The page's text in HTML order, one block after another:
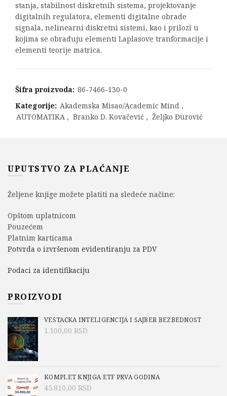
stanja, stabilnost diskretnih sistema, projektovanje
digitalnih regulatora, elementi digitalne obrade
signala, nelinearni diskretni sistemi, kao i prilozi u
kojima se obrađuju elementi Laplasove tranformacije i
elementi teorije matrica.
Šifra proizvoda: 86-7466-130-0
Kategorije: Akademska Misao/Academic Mind ,
AUTOMATIKA , Branko D. Kovačević , Željko Đurović
UPUTSTVO ZA PLAĆANJE
Željene knjige možete platiti na sledeće načine:
Opštom uplatnicom
Pouzećem
Platnim karticama
Potvrda o izvršenom evidentiranju za PDV
Podaci za identifikaciju
PROIZVODI
VEŠTAČKA INTELIGENCIJA I SAJBER BEZBEDNOST
1.100,00 RSD
KOMPLET KNJIGA ETF PRVA GODINA
45.810,00 RSD